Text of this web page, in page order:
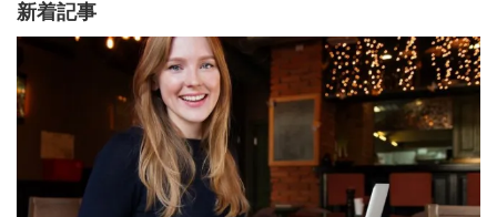
新着記事